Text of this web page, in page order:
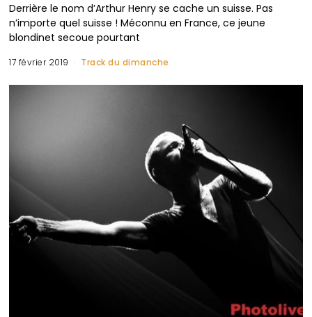
Derrière le nom d’Arthur Henry se cache un suisse. Pas
n’importe quel suisse ! Méconnu en France, ce jeune
blondinet secoue pourtant
17 février 2019 Track du dimanche